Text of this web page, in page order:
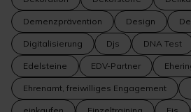
Demenzprävention Design
Digitalisierung Djs DNA Test
Edelsteine EDV-Partner
Ehrenamt, freiwilliges Engagement